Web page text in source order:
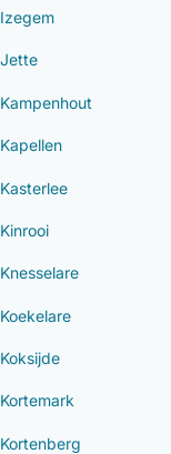
Izegem
Jette
Kampenhout
Kapellen
Kasterlee
Kinrooi
Knesselare
Koekelare
Koksijde
Kortemark
Kortenberg